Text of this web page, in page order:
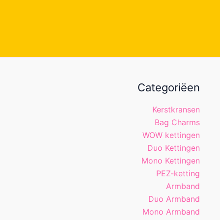
Categoriëen
Kerstkransen
Bag Charms
WOW kettingen
Duo Kettingen
Mono Kettingen
PEZ-ketting
Armband
Duo Armband
Mono Armband